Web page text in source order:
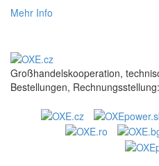
Mehr Info
Großhandelskooperation,
Bestellungen, Rechnungsstellung: